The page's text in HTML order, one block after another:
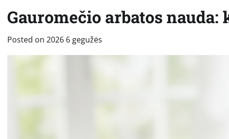
Gauromečio arbatos
Posted on 2026 6 gegužės